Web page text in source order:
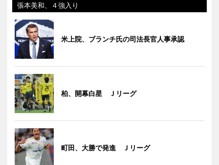
張本美和、４強入り
米上院、ブランチ氏の司法長官人事承認
柏、開幕白星 Ｊリーグ
町田、大勝で発進 Ｊリーグ